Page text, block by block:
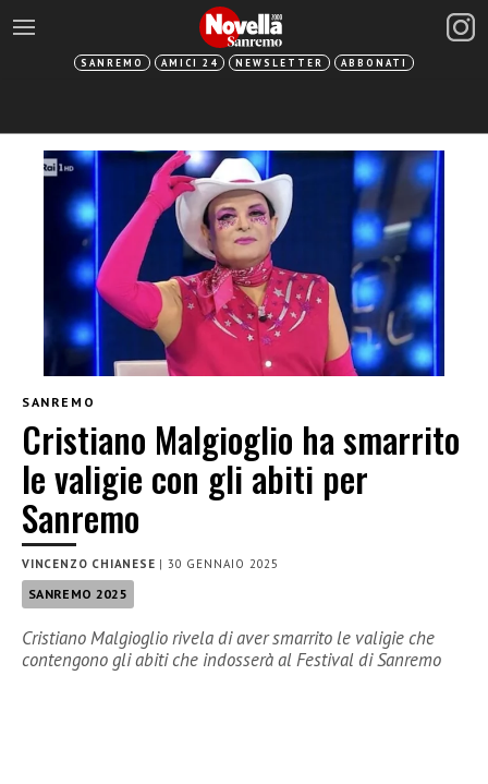
SANREMO AMICI 24 NEWSLETTER ABBONATI
SANREMO
Cristiano Malgioglio ha smarrito
le valigie con gli abiti per
Sanremo
VINCENZO CHIANESE |30 GENNAIO 2025
SANREMO 2025
Cristiano Malgioglio rivela di aver smarrito le valigie che
contengono gli abiti che indosserà al Festival di Sanremo